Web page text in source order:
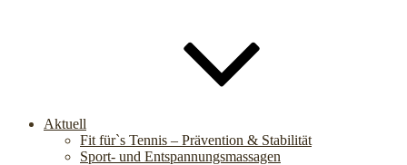
Aktuell
Fit für`s Tennis – Prävention & Stabilität
Sport- und Entspannungsmassagen